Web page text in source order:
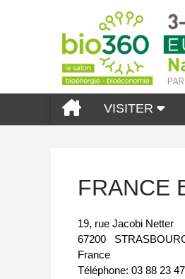
VISITER
FRANCE
19, rue Jacobi Netter
67200
France
Téléphone: 03 88 23